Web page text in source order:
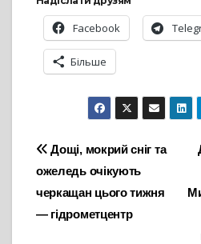
Facebook
Більше
Навігація
записів
Дощі, мокрий сніг та
ожеледь очікують
черкащан цього тижня
— гідрометцентр